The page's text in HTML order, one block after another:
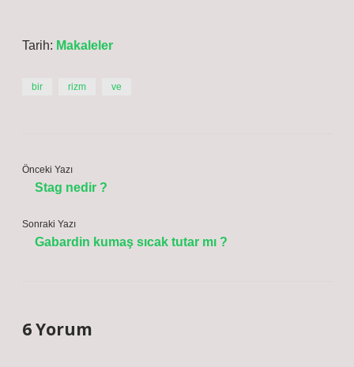
Tarih: Makaleler
bir rizm ve
Önceki Yazı
Stag nedir ?
Sonraki Yazı
Gabardin kumaş sıcak tutar mı ?
6 Yorum